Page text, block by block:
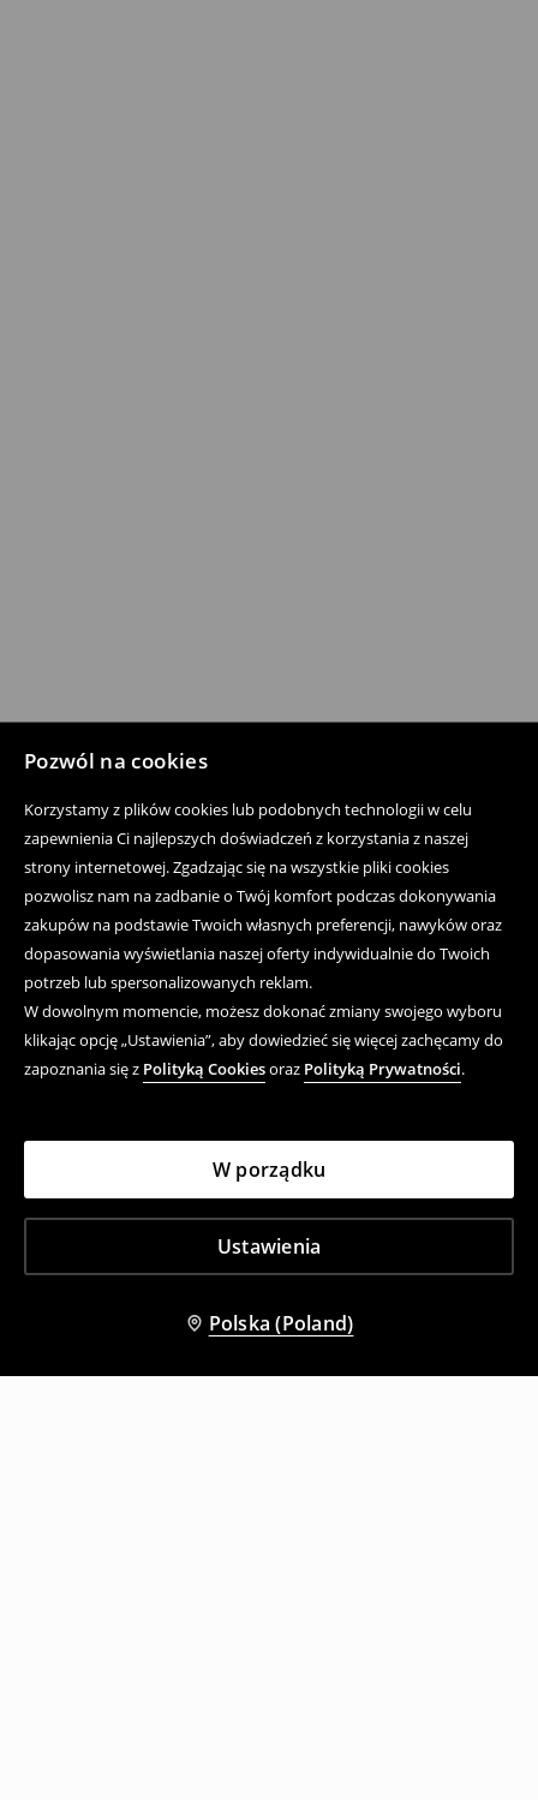
Pozwól na cookies
Korzystamy z plików cookies lub podobnych technologii w celu
zapewnienia Ci najlepszych doświadczeń z korzystania z naszej
strony internetowej. Zgadzając się na wszystkie pliki cookies
pozwolisz nam na zadbanie o Twój komfort podczas dokonywania
zakupów na podstawie Twoich własnych preferencji, nawyków oraz
dopasowania wyświetlania naszej oferty indywidualnie do Twoich
potrzeb lub spersonalizowanych reklam.
W dowolnym momencie, możesz dokonać zmiany swojego wyboru
klikając opcję „Ustawienia”, aby dowiedzieć się więcej zachęcamy do
zapoznania się z Polityką Cookiesoraz Polityką Prywatności.
Ustawienia
W porządku
Polska (Poland)